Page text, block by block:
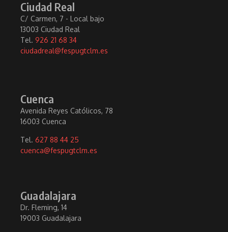
Ciudad Real
C/ Carmen, 7 - Local bajo
13003 Ciudad Real
Tel. 926 21 68 34
ciudadreal@fespugtclm.es
Cuenca
Avenida Reyes Católicos, 78
16003 Cuenca
Tel. 627 88 44 25
cuenca@fespugtclm.es
Guadalajara
Dr. Fleming, 14
19003 Guadalajara